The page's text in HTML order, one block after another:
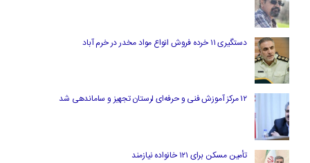
دستگیری ۱۱ خرده فروش انواع مواد مخدر در خرم آباد
۱۲ مرکز آموزش فنی و حرفه‌ای لرستان تجهیز و ساماندهی شد
تأمین مسکن برای ۱۲۱ خانواده نیازمند